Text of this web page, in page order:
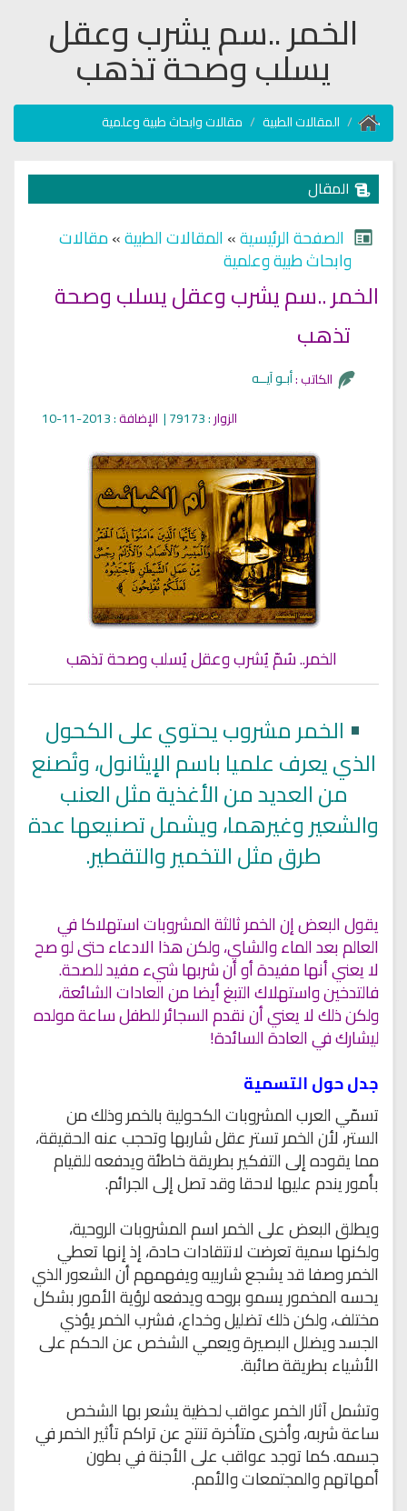
الخمر ..سم يشرب وعقل
يسلب وصحة تذهب
المقالات الطبية مقالات وابحاث طبية وعلمية
المقال
الصفحة الرئيسية»المقالات الطبية»مقالات
وابحاث طبية وعلمية
الخمر ..سم يشرب وعقل يسلب وصحة
الكاتب :
الزوار: 79173 | الإضافة: 2013-11-10
الخمر.. سُمّ يُشرب وعقل يُسلب وصحة تذهب
• الخمر مشروب يحتوي على الكحول
الذي يعرف علميا باسم الإيثانول، وتُصنع
من العديد من الأغذية مثل العنب
والشعير وغيرهما، ويشمل تصنيعها عدة
طرق مثل التخمير والتقطير.
يقول البعض إن الخمر ثالثة المشروبات استهلاكا في
العالم بعد الماء والشاي، ولكن هذا الادعاء حتى لو صح
لا يعني أنها مفيدة أو أن شربها شيء مفيد للصحة.
فالتدخين واستهلاك التبغ أيضا من العادات الشائعة،
ولكن ذلك لا يعني أن نقدم السجائر للطفل ساعة مولده
ليشارك في العادة السائدة!
جدل حول التسمية
تسمّي العرب المشروبات الكحولية بالخمر وذلك من
الستر، لأن الخمر تستر عقل شاربها وتحجب عنه الحقيقة،
مما يقوده إلى التفكير بطريقة خاطئة ويدفعه للقيام
بأمور يندم عليها لاحقا وقد تصل إلى الجرائم.
ويطلق البعض على الخمر اسم المشروبات الروحية،
ولكنها سمية تعرضت لانتقادات حادة، إذ إنها تعطي
الخمر وصفا قد يشجع شاربيه ويفهمهم أن الشعور الذي
يحسه المخمور يسمو بروحه ويدفعه لرؤية الأمور بشكل
مختلف، ولكن ذلك تضليل وخداع، فشرب الخمر يؤذي
الجسد ويضلل البصيرة ويعمي الشخص عن الحكم على
الأشياء بطريقة صائبة.
وتشمل آثار الخمر عواقب لحظية يشعر بها الشخص
ساعة شربه، وأخرى متأخرة تنتج عن تراكم تأثير الخمر في
جسمه. كما توجد عواقب على الأجنة في بطون
أمهاتهم والمجتمعات والأمم.